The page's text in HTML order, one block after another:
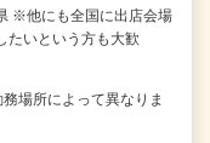
※他にも全国に出店会場
たいという方も大歓
場所によって異なりま